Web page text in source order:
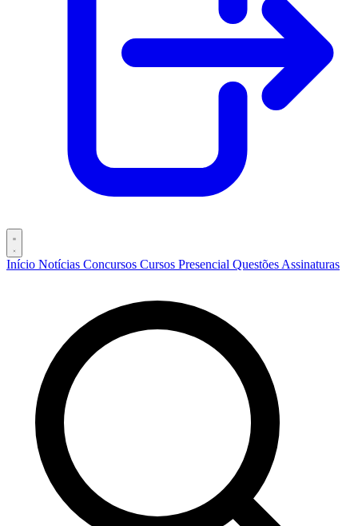
Início Notícias Concursos Cursos Presencial Questões Assinaturas